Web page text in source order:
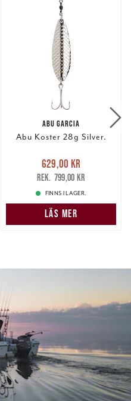
ABU GARCIA
Abu Koster 28g Silver.
Nuvarande pris
629,00 krTidigare pris
799,00 kr
629,00 kr
799,00 kr
FINNS I LAGER.
LÄS MER